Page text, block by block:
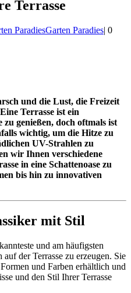
Terrasse
ParadiesGarten Paradies| 0
und die Lust, die Freizeit
Terrasse ist ein
genießen, doch oftmals ist
wichtig, um die Hitze zu
UV-Strahlen zu
wir Ihnen verschiedene
in eine Schattenoase zu
bis hin zu innovativen
mit Stil
und am häufigsten
der Terrasse zu erzeugen. Sie
und Farben erhältlich und
und den Stil Ihrer Terrasse